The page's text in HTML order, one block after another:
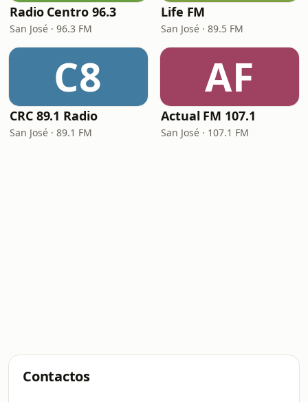
Radio Centro 96.3
San José · 96.3 FM
Life FM
San José · 89.5 FM
C8
CRC 89.1 Radio
San José · 89.1 FM
AF
Actual FM 107.1
San José · 107.1 FM
Contactos